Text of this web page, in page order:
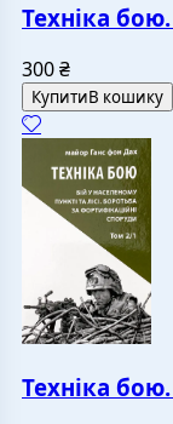
Техніка
300₴
КупитиВ кошику
Техніка